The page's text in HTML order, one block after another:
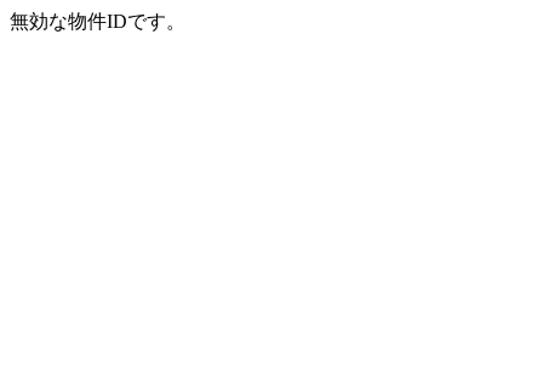
無効な物件IDです。